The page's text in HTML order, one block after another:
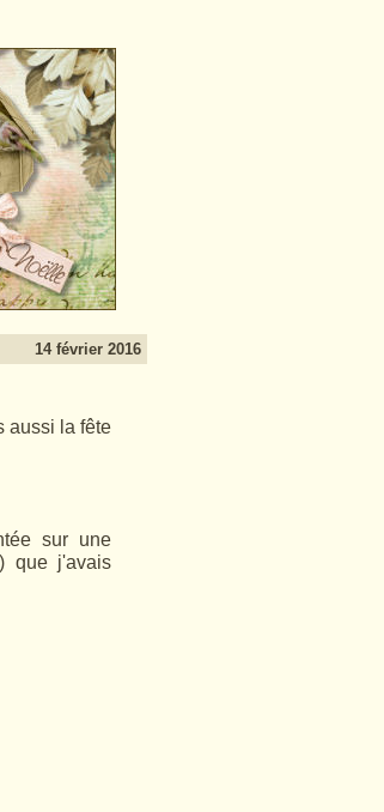
14 février 2016
aussi la fête
sur une
que j'avais